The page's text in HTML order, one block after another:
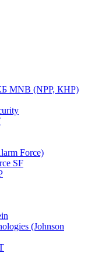
MNB (NPP, КНР)
Force)
SF
(Johnson